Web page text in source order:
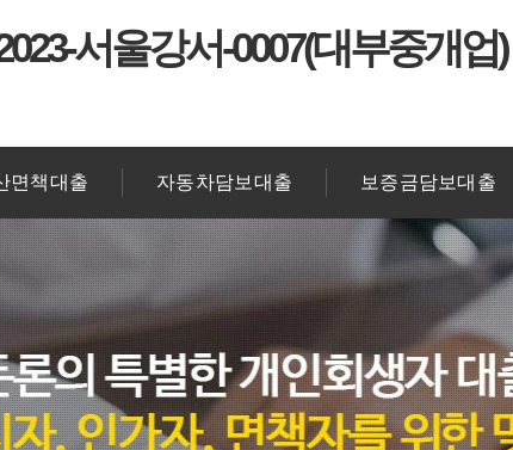
서울강서-0007(대부중개업)
면책대출 자동차담보대출 보증금담보대출